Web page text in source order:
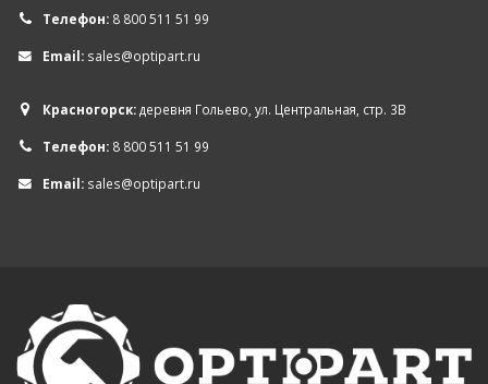
Телефон: 8 800 511 51 99
Email: sales@optipart.ru
Красногорск:деревня Гольево, ул. Центральная, стр. 3В
Телефон: 8 800 511 51 99
Email: sales@optipart.ru